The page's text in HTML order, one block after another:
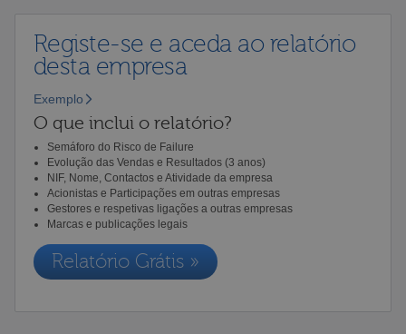
Registe-se e aceda ao relatório
desta empresa
Exemplo
O que inclui o relatório?
Semáforo do Risco de Failure
Evolução das Vendas e Resultados (3 anos)
NIF, Nome, Contactos e Atividade da empresa
Acionistas e Participações em outras empresas
Gestores e respetivas ligações a outras empresas
Marcas e publicações legais
Relatório Grátis »